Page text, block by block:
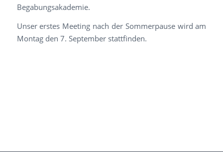
Begabungsakademie.
Unser erstes Meeting nach der Sommerpause wird am
Montag den 7. September stattfinden.